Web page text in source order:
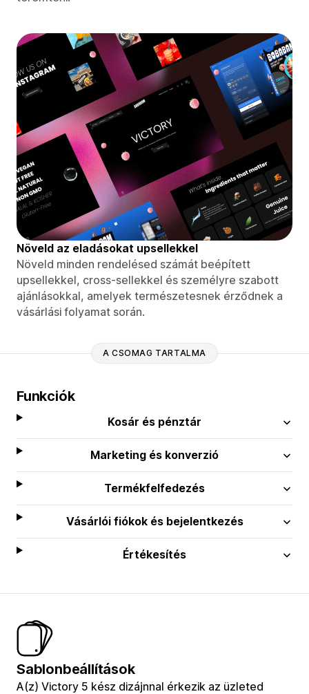
Növeld az eladásokat upsellekkel
Növeld minden rendelésed számát beépített
upsellekkel, cross-sellekkel és személyre szabott
ajánlásokkal, amelyek természetesnek érződnek a
vásárlási folyamat során.
A CSOMAG TARTALMA
Funkciók
Kosár és pénztár
Marketing és konverzió
Termékfelfedezés
Vásárlói fiókok és bejelentkezés
Értékesítés
Sablonbeállítások
A(z) Victory 5 kész dizájnnal érkezik az üzleted